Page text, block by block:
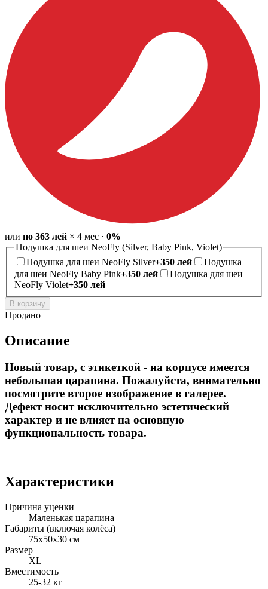
или по 363 лей × 4 мес · 0%
Подушка для шеи NeoFly (Silver, Baby Pink, Violet)
Подушка для шеи NeoFly Silver+350 лей
Подушка
для шеи NeoFly Baby Pink+350 лей
Подушка для шеи
NeoFly Violet+350 лей
В корзину
Продано
Описание
Новый товар, с этикеткой - на корпусе имеется
небольшая царапина. Пожалуйста, внимательно
посмотрите второе изображение в галерее.
Дефект носит исключительно эстетический
характер и не влияет на основную
функциональность товара.
Характеристики
Причина уценки
Маленькая царапина
Габариты (включая колёса)
75x50x30 см
Размер
XL
Вместимость
25-32 кг